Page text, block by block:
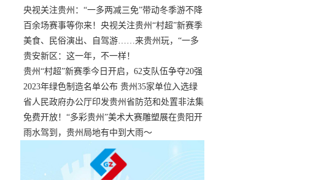
错过
央视关注贵州：“一多两减三免”带动冬季游不降
温
百余场赛事等你来！央视关注贵州“村超”新赛季
正式“打响”
美食、民俗演出、自驾游……来贵州玩，“一多
两减三免”！
贵安新区：这一年，不一样！
贵州“村超”新赛季今日开启，62支队伍争夺20强
名额
2023年绿色制造名单公布 贵州35家单位入选绿
色工厂
省人民政府办公厅印发贵州省防范和处置非法集
资工作实施细则
免费开放！“多彩贵州”美术大赛雕塑展在贵阳开
展，持续至1月19日
雨水驾到，贵州局地有中到大雨～